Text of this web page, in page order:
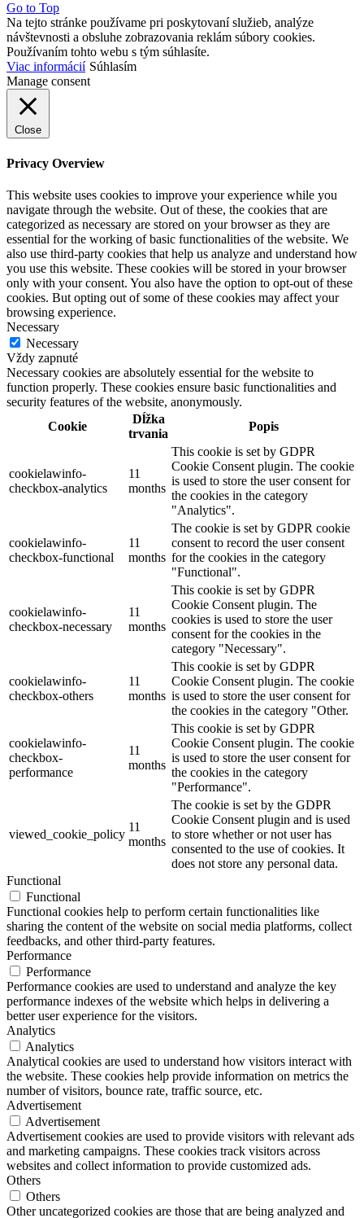
Go to Top
Na tejto stránke používame pri poskytovaní služieb, analýze
návštevnosti a obsluhe zobrazovania reklám súbory cookies.
Používaním tohto webu s tým súhlasíte.
Viac informácií Súhlasím
Manage consent
Close
Privacy Overview
This website uses cookies to improve your experience while you
navigate through the website. Out of these, the cookies that are
categorized as necessary are stored on your browser as they are
essential for the working of basic functionalities of the website. We
also use third-party cookies that help us analyze and understand how
you use this website. These cookies will be stored in your browser
only with your consent. You also have the option to opt-out of these
cookies. But opting out of some of these cookies may affect your
browsing experience.
Necessary
Necessary
Vždy zapnuté
Necessary cookies are absolutely essential for the website to
function properly. These cookies ensure basic functionalities and
security features of the website, anonymously.
Cookie
Dĺžka
trvania
Popis
cookielawinfo-
checkbox-analytics
11
months
This cookie is set by GDPR
Cookie Consent plugin. The cookie
is used to store the user consent for
the cookies in the category
"Analytics".
cookielawinfo-
checkbox-functional
11
months
The cookie is set by GDPR cookie
consent to record the user consent
for the cookies in the category
"Functional".
cookielawinfo-
checkbox-necessary
11
months
This cookie is set by GDPR
Cookie Consent plugin. The
cookies is used to store the user
consent for the cookies in the
category "Necessary".
cookielawinfo-
checkbox-others
11
months
This cookie is set by GDPR
Cookie Consent plugin. The cookie
is used to store the user consent for
the cookies in the category "Other.
cookielawinfo-
checkbox-
performance
11
months
This cookie is set by GDPR
Cookie Consent plugin. The cookie
is used to store the user consent for
the cookies in the category
"Performance".
viewed_cookie_policy
11
months
The cookie is set by the GDPR
Cookie Consent plugin and is used
to store whether or not user has
consented to the use of cookies. It
does not store any personal data.
Functional
Functional
Functional cookies help to perform certain functionalities like
sharing the content of the website on social media platforms, collect
feedbacks, and other third-party features.
Performance
Performance
Performance cookies are used to understand and analyze the key
performance indexes of the website which helps in delivering a
better user experience for the visitors.
Analytics
Analytics
Analytical cookies are used to understand how visitors interact with
the website. These cookies help provide information on metrics the
number of visitors, bounce rate, traffic source, etc.
Advertisement
Advertisement
Advertisement cookies are used to provide visitors with relevant ads
and marketing campaigns. These cookies track visitors across
websites and collect information to provide customized ads.
Others
Others
Other uncategorized cookies are those that are being analyzed and